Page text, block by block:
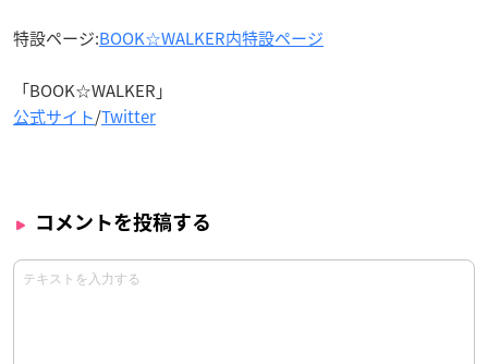
特設ページ:BOOK☆WALKER内特設ページ
「BOOK☆WALKER」
公式サイト/Twitter
コメントを投稿する